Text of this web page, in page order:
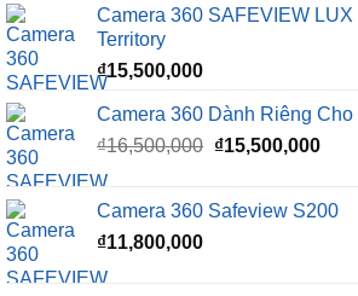
Camera 360 SAFEVIEW LUX
Territory
₫15,500,000
Camera 360 Dành Riêng
₫16,500,000 Giá
₫16,500,000.
₫15,500,000Giá
là:
Camera 360 Safeview S200
₫11,800,000